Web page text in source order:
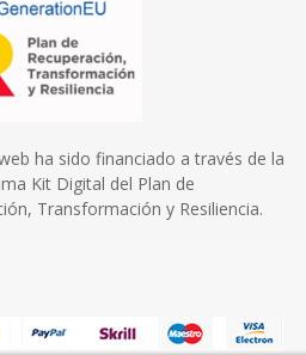
ha sido financiado a través de la
Kit Digital del Plan de
Transformación y Resiliencia.